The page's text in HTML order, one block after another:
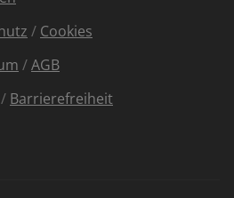
/ Cookies
/AGB
/ Barrierefreiheit